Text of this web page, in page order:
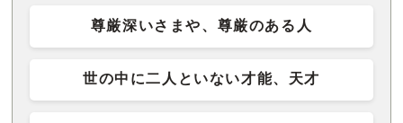
尊厳深いさまや、尊厳のある人
世の中に二人といない才能、天才